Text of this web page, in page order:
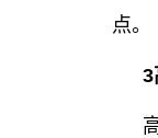
点。
3